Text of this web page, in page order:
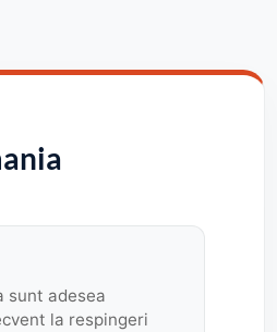
sunt adesea
la respingeri